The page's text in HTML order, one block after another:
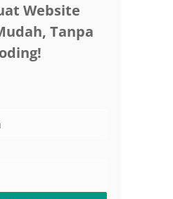
Website
Tanpa